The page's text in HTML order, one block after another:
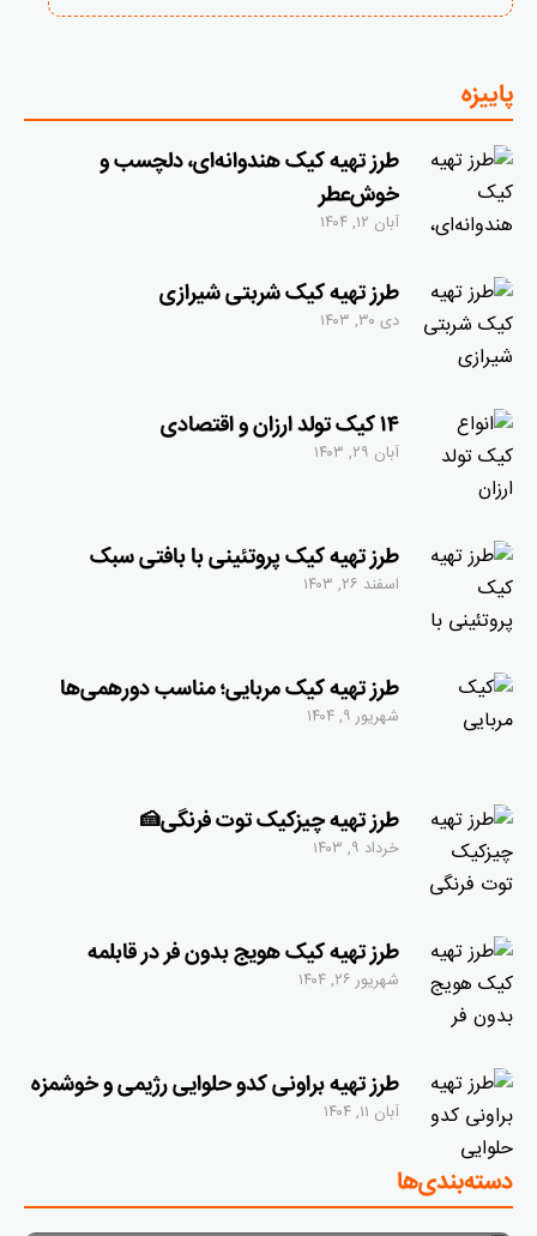
پاییزه
طرز تهیه کیک هندوانه‌ای، دلچسب و
خوش‌عطر
آبان ۱۲, ۱۴۰۴
طرز تهیه کیک شربتی شیرازی
دی ۳۰, ۱۴۰۳
۱۴ کیک تولد ارزان و اقتصادی
آبان ۲۹, ۱۴۰۳
طرز تهیه کیک پروتئینی با بافتی سبک
اسفند ۲۶, ۱۴۰۳
طرز تهیه کیک مربایی؛ مناسب دورهمی‌ها
شهریور ۹, ۱۴۰۴
طرز تهیه چیزکیک توت فرنگی🍰
خرداد ۹, ۱۴۰۳
طرز تهیه کیک هویج بدون فر در قابلمه
شهریور ۲۶, ۱۴۰۴
طرز تهیه براونی کدو حلوایی رژیمی و خوشمزه
آبان ۱۱, ۱۴۰۴
دسته‌بندی‌ها